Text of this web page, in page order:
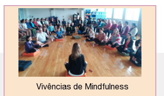
Vivências de Mindfulness